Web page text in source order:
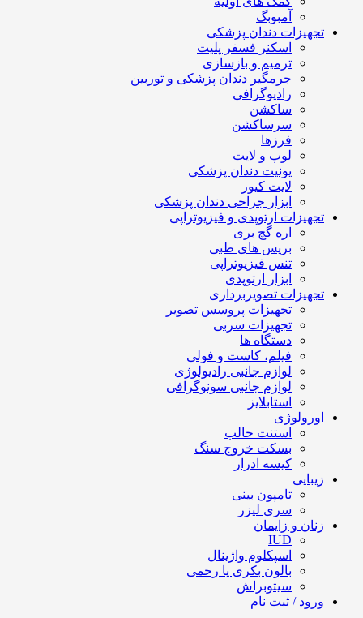
آمبوبگ
تجهیزات دندان پزشکی
اسکنر فسفر پلیت
ترمیم و بازسازی
جرمگیر دندان پزشکی و توربین
رادیوگرافی
ساکشن
سرساکشن
فرزها
لوپ و لایت
یونیت دندان پزشکی
لایت کیور
ابزار جراحی دندان پزشکی
تجهیزات ارتوپدی و فیزیوتراپی
اره گچ بری
بریس های طبی
تنس فیزیوتراپی
ابزار ارتوپدی
تجهیزات تصویربرداری
تجهیزات پروسس تصویر
تجهیزات سربی
دستگاه ها
فیلم، کاست و فولی
لوازم جانبی رادیولوژی
لوازم جانبی سونوگرافی
استابلایز
اورولوژی
استنت حالب
بسکت خروج سنگ
کیسه ادرار
زیبایی
تامپون بینی
سری لیزر
زنان و زایمان
IUD
اسپکلوم واژینال
بالون بکری یا رحمی
سیتوبراش
ورود / ثبت نام